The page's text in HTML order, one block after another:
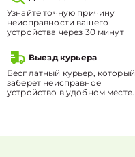
Узнайте точную причину
неисправности вашего
устройства через 30 минут
Выезд курьера
Бесплатный курьер, который
заберет неисправное
устройство в удобном месте.